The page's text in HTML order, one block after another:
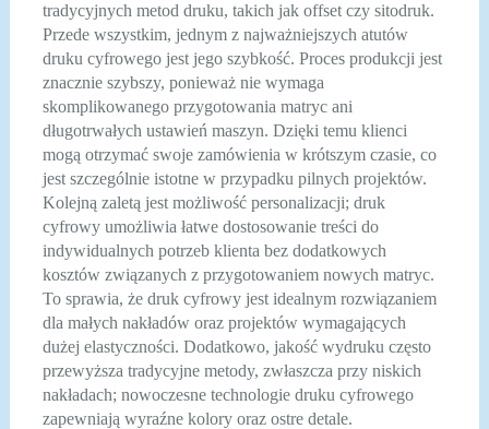
tradycyjnych metod druku, takich jak offset czy sitodruk.
Przede wszystkim, jednym z najważniejszych atutów
druku cyfrowego jest jego szybkość. Proces produkcji jest
znacznie szybszy, ponieważ nie wymaga
skomplikowanego przygotowania matryc ani
długotrwałych ustawień maszyn. Dzięki temu klienci
mogą otrzymać swoje zamówienia w krótszym czasie, co
jest szczególnie istotne w przypadku pilnych projektów.
Kolejną zaletą jest możliwość personalizacji; druk
cyfrowy umożliwia łatwe dostosowanie treści do
indywidualnych potrzeb klienta bez dodatkowych
kosztów związanych z przygotowaniem nowych matryc.
To sprawia, że druk cyfrowy jest idealnym rozwiązaniem
dla małych nakładów oraz projektów wymagających
dużej elastyczności. Dodatkowo, jakość wydruku często
przewyższa tradycyjne metody, zwłaszcza przy niskich
nakładach; nowoczesne technologie druku cyfrowego
zapewniają wyraźne kolory oraz ostre detale.